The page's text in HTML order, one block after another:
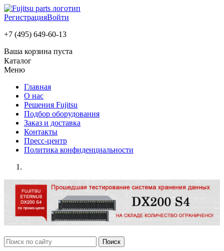
РегистрацияВойти
+7 (495) 649-60-13
Ваша корзина пуста
Каталог
Меню
Главная
О нас
Решения Fujitsu
Подбор оборудования
Заказ и доставка
Контакты
Пресс-центр
Политика конфиденциальности